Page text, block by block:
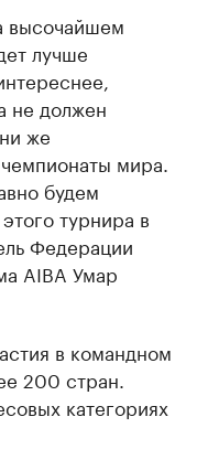
высочайшем
лучше
не должен
же
мира.
будем
турнира в
Федерации
AIBA Умар
в командном
200 стран.
категориях